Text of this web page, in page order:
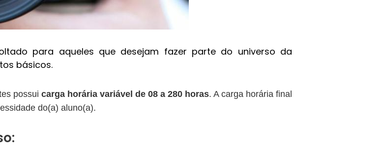
para aqueles que desejam fazer parte do universo da
básicos.
possui carga horária variável de 08 a 280 horas. A carga horária final
do(a) aluno(a).